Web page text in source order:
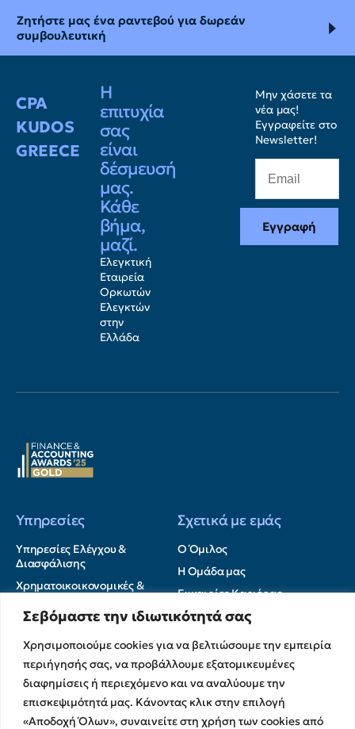
Σεβόμαστε την ιδιωτικότητά σας
Χρησιμοποιούμε cookies για να βελτιώσουμε την εμπειρία
περιήγησής σας, να προβάλλουμε εξατομικευμένες
διαφημίσεις ή περιεχόμενο και να αναλύουμε την
επισκεψιμότητά μας. Κάνοντας κλικ στην επιλογή
«Αποδοχή Όλων», συναινείτε στη χρήση των cookies από
Ζητήστε μας ένα ραντεβού για δωρεάν
συμβουλευτική
CPA
KUDOS
GREECE
Η
επιτυχία
σας
είναι
δέσμευσή
μας.
Κάθε
βήμα,
μαζί.
Ελεγκτική
Εταιρεία
Ορκωτών
Ελεγκτών
στην
Ελλάδα
Μην χάσετε τα
νέα μας!
Εγγραφείτε στο
Newsletter!
Εγγραφή
Υπηρεσίες
Υπηρεσίες Ελέγχου &
Διασφάλισης
Χρηματοικοικονομικές &
Υπηρεσίες Ανάπτυξης και
Λογιστικές & Φορολογικές
Υπηρεσίες
Σχετικά με εμάς
Ο Όμιλος
Η Ομάδα μας
Ευκαιρίες Καριέρας
Στρατηγικές Συνεργασίες
Memberships
Εκθέσεις Διαφάνειας
Επικοινωνία
Insights